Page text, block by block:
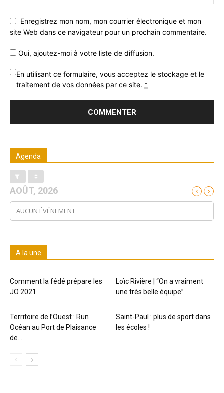
Enregistrez mon nom, mon courrier électronique et mon
site Web dans ce navigateur pour un prochain commentaire.
Oui, ajoutez-moi à votre liste de diffusion.
En utilisant ce formulaire, vous acceptez le stockage et le
traitement de vos données par ce site. *
Agenda
AOÛT, 2026
AUCUN ÉVÉNEMENT
A la une
Comment la fédé prépare les
JO 2021
Loïc Rivière | “On a vraiment
une très belle équipe”
Territoire de l’Ouest : Run
Océan au Port de Plaisance
de...
Saint-Paul : plus de sport dans
les écoles !